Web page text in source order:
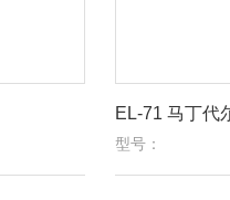
EL-71 马丁代
型号：